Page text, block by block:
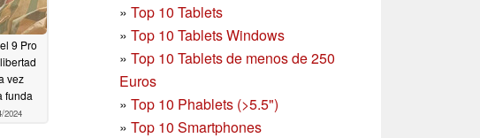
» Top 10 Tablets
» Top 10 Tablets Windows
» Top 10 Tablets de menos de 250
Euros
» Top 10 Phablets (>5.5")
» Top 10 Smartphones
9 Pro
vez
funda
2024